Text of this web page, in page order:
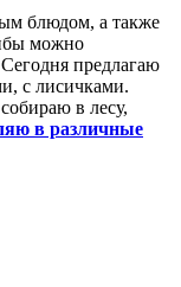
блюдом, а также
можно
предлагаю
с лисичками.
в лесу,
в различные